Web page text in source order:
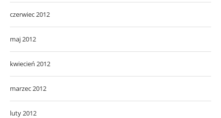
czerwiec 2012
maj 2012
kwiecień 2012
marzec 2012
luty 2012